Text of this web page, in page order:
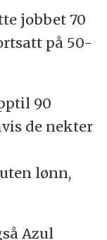
jobbet 70
på 50-
90
de nekter
lønn,
Azul